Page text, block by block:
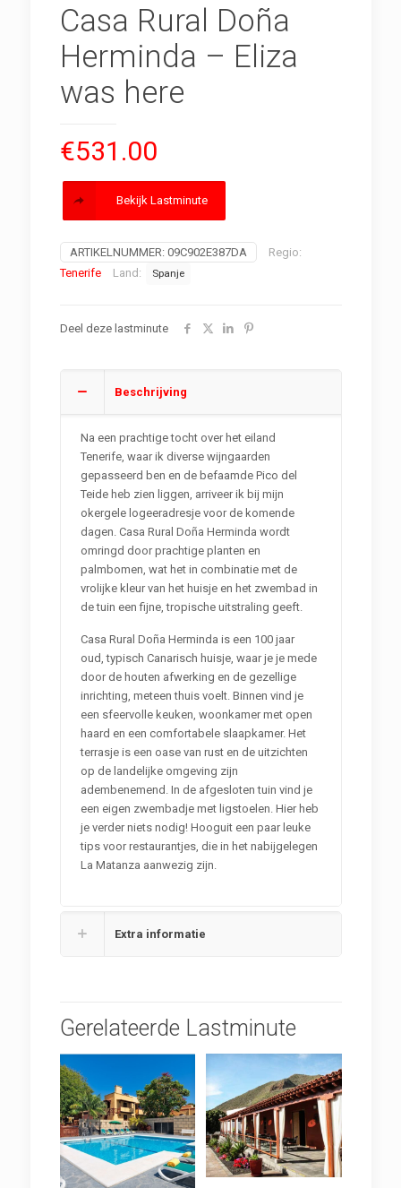
Casa Rural Doña
Herminda – Eliza
was here
€531.00
Bekijk Lastminute
ARTIKELNUMMER: 09C902E387DA
Regio:
Tenerife
Land: Spanje
Deel deze lastminute
Beschrijving
Na een prachtige tocht over het eiland
Tenerife, waar ik diverse wijngaarden
gepasseerd ben en de befaamde Pico del
Teide heb zien liggen, arriveer ik bij mijn
okergele logeeradresje voor de komende
dagen. Casa Rural Doña Herminda wordt
omringd door prachtige planten en
palmbomen, wat het in combinatie met de
vrolijke kleur van het huisje en het zwembad in
de tuin een fijne, tropische uitstraling geeft.
Casa Rural Doña Herminda is een 100 jaar
oud, typisch Canarisch huisje, waar je je mede
door de houten afwerking en de gezellige
inrichting, meteen thuis voelt. Binnen vind je
een sfeervolle keuken, woonkamer met open
haard en een comfortabele slaapkamer. Het
terrasje is een oase van rust en de uitzichten
op de landelijke omgeving zijn
adembenemend. In de afgesloten tuin vind je
een eigen zwembadje met ligstoelen. Hier heb
je verder niets nodig! Hooguit een paar leuke
tips voor restaurantjes, die in het nabijgelegen
La Matanza aanwezig zijn.
Extra informatie
Gerelateerde Lastminute